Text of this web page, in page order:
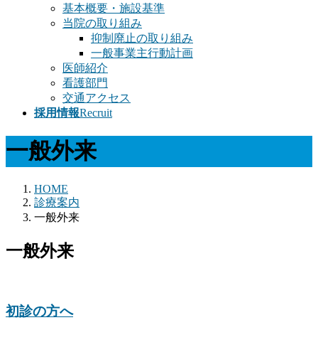
基本概要・施設基準
当院の取り組み
抑制廃止の取り組み
一般事業主行動計画
医師紹介
看護部門
交通アクセス
採用情報Recruit
一般外来
HOME
診療案内
一般外来
一般外来
初診の方へ